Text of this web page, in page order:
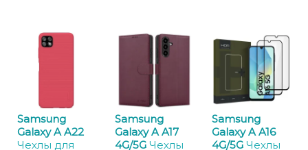
Samsung
Galaxy A A22
Чехлы для
Samsung
Galaxy A A17
4G/5G Чехлы
Samsung
Galaxy A A16
4G/5GЧехлы